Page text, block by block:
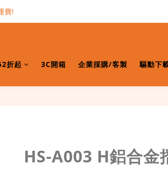
元購物金!
費!
元購物金!
折起 3C開箱 企業採購/客製 驅動下
HS-A003 H鋁合金